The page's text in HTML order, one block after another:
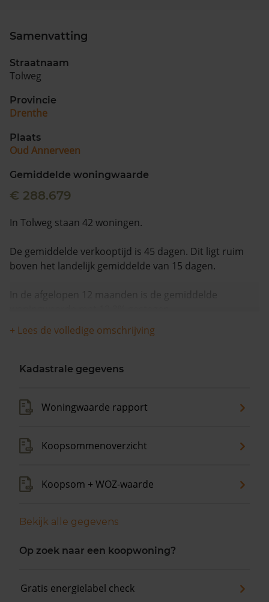
Samenvatting
Straatnaam
Tolweg
Provincie
Drenthe
Plaats
Oud Annerveen
Gemiddelde woningwaarde
€ 288.679
In Tolweg staan 42 woningen.
De gemiddelde verkooptijd is 45 dagen. Dit ligt ruim
boven het landelijk gemiddelde van 15 dagen.
In de afgelopen 12 maanden is de gemiddelde
+ Lees de volledige omschrijving
Kadastrale gegevens
Woningwaarde rapport
Koopsommenoverzicht
Koopsom + WOZ-waarde
Bekijk alle gegevens
Op zoek naar een koopwoning?
Gratis energielabel check